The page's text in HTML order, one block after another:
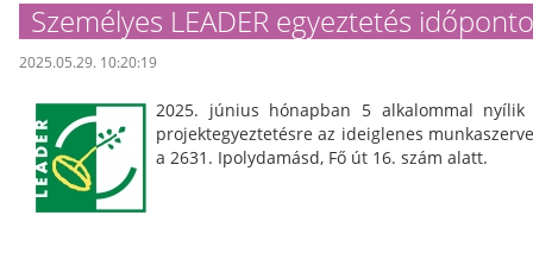
Személyes LEADER egyeztetés
2025.05.29. 10:20:19
2025. június hónapban 5 alkalommal nyílik
projektegyeztetésre az ideiglenes
a 2631. Ipolydamásd, Fő út 16. szám alatt.